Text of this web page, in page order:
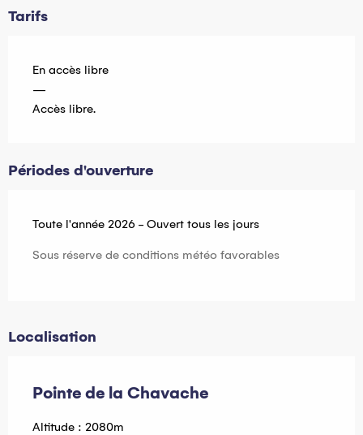
Tarifs
En accès libre
—
Accès libre.
Périodes d'ouverture
Toute l'année 2026 - Ouvert tous les jours
Sous réserve de conditions météo favorables
Localisation
Pointe de la Chavache
Altitude : 2080m